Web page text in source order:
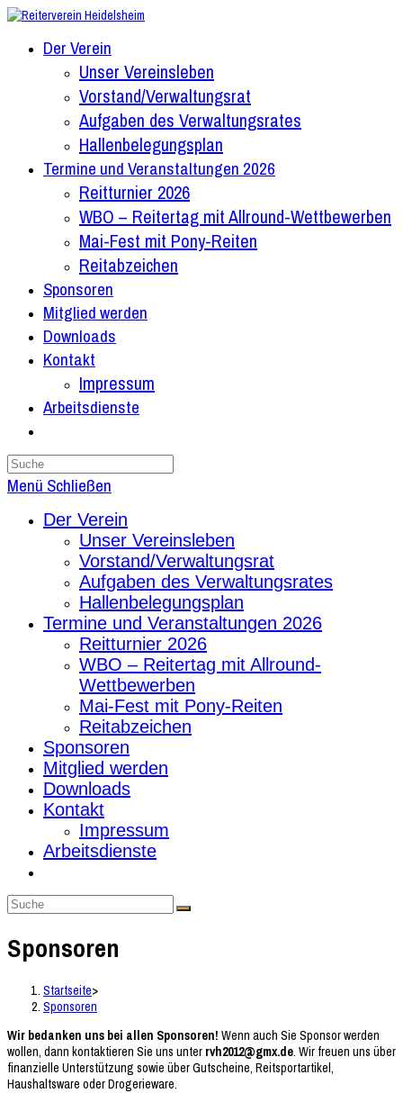
Zum
springenDer Verein
Unser Vereinsleben
Vorstand/Verwaltungsrat
Aufgaben des Verwaltungsrates
Hallenbelegungsplan
Termine und Veranstaltungen 2026
Reitturnier 2026
WBO – Reitertag mit Allround-Wettbewerben
Mai-Fest mit Pony-Reiten
Reitabzeichen
Sponsoren
Mitglied werden
Downloads
Kontakt
Impressum
Arbeitsdienste
Search
this
website
Menü Schließen
Der Verein
Unser Vereinsleben
Vorstand/Verwaltungsrat
Aufgaben des Verwaltungsrates
Hallenbelegungsplan
Termine und Veranstaltungen 2026
Reitturnier 2026
WBO – Reitertag mit Allround-
Wettbewerben
Mai-Fest mit Pony-Reiten
Reitabzeichen
Sponsoren
Mitglied werden
Downloads
Kontakt
Impressum
Arbeitsdienste
Sponsoren
Startseite>
Sponsoren
Wir bedanken uns bei allen Sponsoren! Wenn auch Sie Sponsor werden
wollen, dann kontaktieren Sie uns unter rvh2012@gmx.de . Wir freuen uns über
finanzielle Unterstützung sowie über Gutscheine, Reitsportartikel,
Haushaltsware oder Drogerieware.